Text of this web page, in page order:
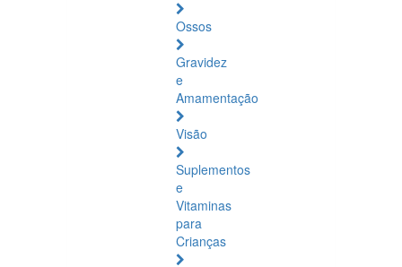
Ossos
Gravidez
e
Amamentação
Visão
Suplementos
e
Vitaminas
para
Crianças